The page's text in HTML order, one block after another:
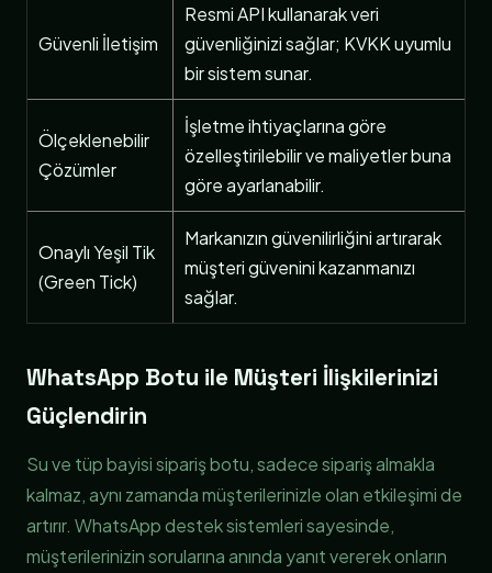
Güvenli İletişim
Resmi API kullanarak veri
güvenliğinizi sağlar; KVKK uyumlu
bir sistem sunar.
Ölçeklenebilir
Çözümler
İşletme ihtiyaçlarına göre
özelleştirilebilir ve maliyetler buna
göre ayarlanabilir.
Onaylı Yeşil Tik
(Green Tick)
Markanızın güvenilirliğini artırarak
müşteri güvenini kazanmanızı
sağlar.
WhatsApp Botu ile Müşteri İlişkilerinizi
Güçlendirin
Su ve tüp bayisi sipariş botu, sadece sipariş almakla
kalmaz, aynı zamanda müşterilerinizle olan etkileşimi de
artırır. WhatsApp destek sistemleri sayesinde,
müşterilerinizin sorularına anında yanıt vererek onların